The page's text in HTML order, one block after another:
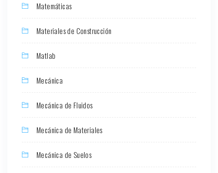
Matemáticas
Materiales de Construcción
Matlab
Mecánica
Mecánica de Fluidos
Mecánica de Materiales
Mecánica de Suelos